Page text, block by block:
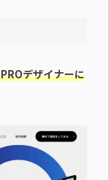
デザイナーに